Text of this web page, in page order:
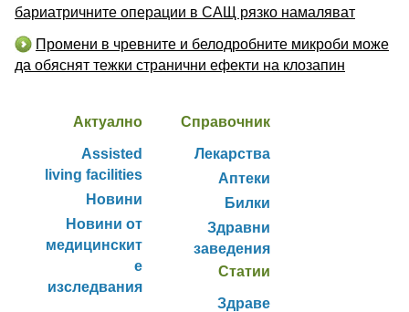
бариатричните операции в САЩ рязко намаляват
Промени в чревните и белодробните микроби може
да обяснят тежки странични ефекти на клозапин
Актуално
Assisted
living facilities
Новини
Новини от
медицинскит
е
изследвания
Справочник
Лекарства
Аптеки
Билки
Здравни
заведения
Статии
Здраве